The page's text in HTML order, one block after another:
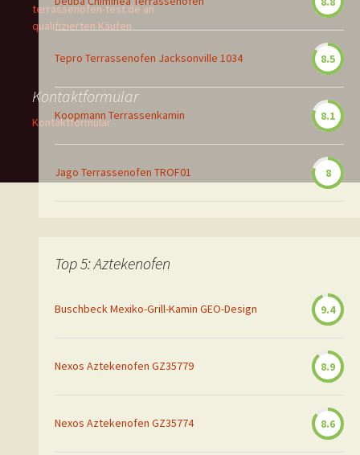
Tepro Terrassenofen Jacksonville 1034 8.5
Koopmann Terrassenkamin 8.1
Jago Terrassenofen TROF01 8
Top 5: Aztekenofen
Buschbeck Mexiko-Grill-Kamin GEO-Design 9.4
Nexos Aztekenofen GZ35779 8.9
Nexos Aztekenofen GZ35774 8.6
terrassenofen-test.de an
qualifizierten Käufen
Kontaktformular
Kontaktformular